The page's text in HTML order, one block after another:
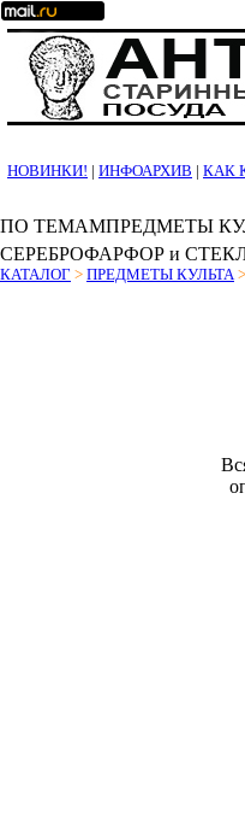
НОВИНКИ! | ИНФОАРХИВ | КАК
ПО ТЕМАМПРЕДМЕТЫ
СЕРЕБРОФАРФОР и
КАТАЛОГ > ПРЕДМЕТЫ КУЛЬТА>